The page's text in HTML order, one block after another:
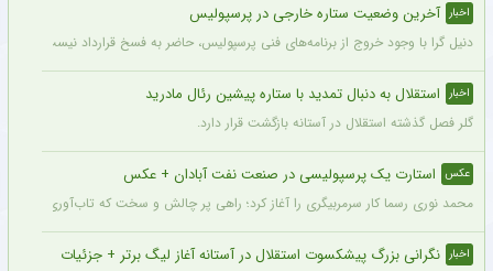
اخبار آخرین وضعیت ستاره خارجی در پرسپولیس
دنیل گرا با وجود خروج از برنامه‌های فنی پرسپولیس، حاضر به فسخ قرارداد نیست.
اخبار استقلال به دنبال تمدید با ستاره پیشین رئال مادرید
گلر فصل گذشته استقلال در آستانه بازگشت قرار دارد.
عکس استارت یک پرسپولیسی در صنعت نفت آبادان + عکس
محمد نوری رسما کار سرمربیگری را آغاز کرد؛ راهی پر چالش و سخت که تاب‌آوری بالایی
اخبار نگرانی بزرگ پیشکسوت استقلال در آستانه آغاز لیگ برتر + جزئیات